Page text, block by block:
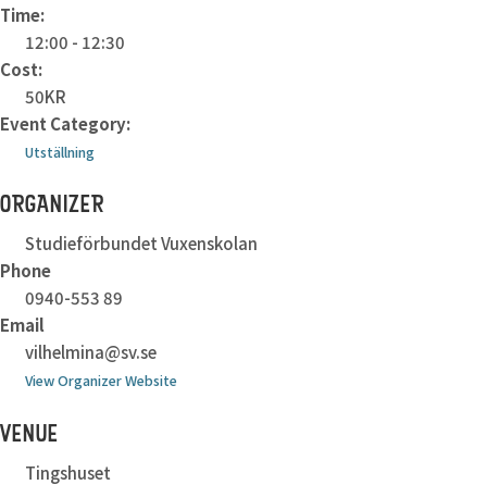
Time:
12:00 - 12:30
Cost:
50KR
Event Category:
Utställning
ORGANIZER
Studieförbundet Vuxenskolan
Phone
0940-553 89
Email
vilhelmina@sv.se
View Organizer Website
VENUE
Tingshuset